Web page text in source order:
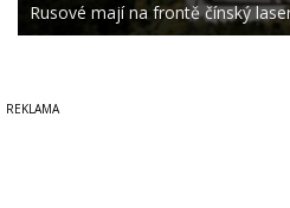
Rusové mají na frontě čínský